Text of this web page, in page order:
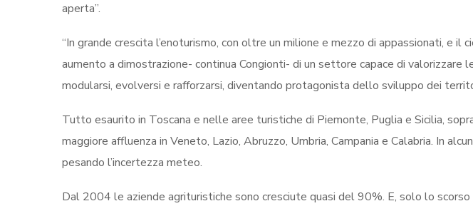
aperta”.
“In grande crescita l’enoturismo, con oltre un milione e mezzo di appassionati, e
aumento a dimostrazione- continua Congionti- di un settore capace di valorizzare
modularsi, evolversi e rafforzarsi, diventando protagonista dello sviluppo dei
Tutto esaurito in Toscana e nelle aree turistiche di Piemonte, Puglia e Sicilia,
maggiore affluenza in Veneto, Lazio, Abruzzo, Umbria, Campania e Calabria. In
pesando l’incertezza meteo.
Dal 2004 le aziende agrituristiche sono cresciute quasi del 90%. E, solo lo